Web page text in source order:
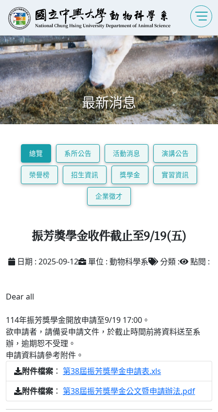
最新消息
總覽 系所公告 活動消息 演講公告
榮譽榜 招生資訊 獎學金 實習資訊
企業徵才
振芳獎學金收件截止至9/19(五)
日期 : 2025-09-12 單位 : 動物科學系 分類 : 點閱 :
Dear all
114年振芳獎學金開放申請至9/19 17:00。
欲申請者，請備妥申請文件，於截止時間前將資料送至系
辦，逾期恕不受理。
申請資料請參考附件。
附件檔案 ： 第38屆振芳獎學金申請表.xls
附件檔案 ： 第38屆振芳獎學金公文暨申請辦法.pdf